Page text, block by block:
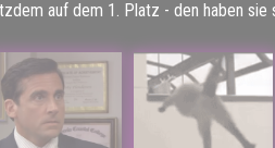
auf dem 1. Platz - den haben